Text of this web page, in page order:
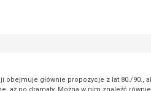
obejmuje głównie propozycje z lat 80./90.,
aż po dramaty. Można w nim znaleźć